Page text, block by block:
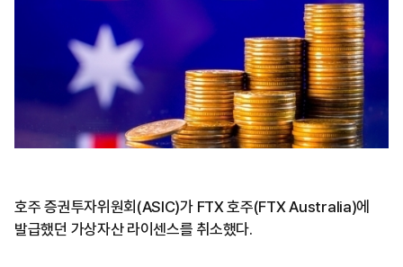
호주 증권투자위원회(ASIC)가 FTX 호주(FTX Australia)에
발급했던 가상자산 라이센스를 취소했다.